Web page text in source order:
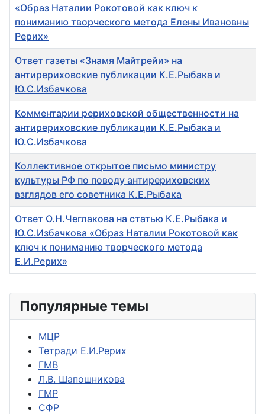
«Образ Наталии Рокотовой как ключ к
пониманию творческого метода Елены Ивановны
Рерих»
Ответ газеты «Знамя Майтрейи» на
антирериховские публикации К.Е.Рыбака и
Ю.С.Избачкова
Комментарии рериховской общественности на
антирериховские публикации К.Е.Рыбака и
Ю.С.Избачкова
Коллективное открытое письмо министру
культуры РФ по поводу антирериховских
взглядов его советника К.Е.Рыбака
Ответ О.Н.Чеглакова на статью К.Е.Рыбака и
Ю.С.Избачкова «Образ Наталии Рокотовой как
ключ к пониманию творческого метода
Е.И.Рерих»
Популярные темы
МЦР
Тетради Е.И.Рерих
ГМВ
Л.В. Шапошникова
ГМР
СФР